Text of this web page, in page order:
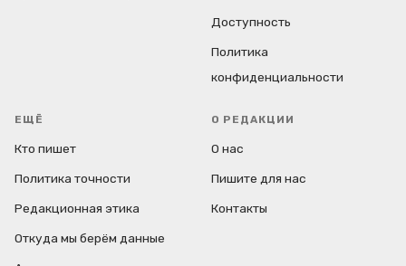
Доступность
Политика
конфиденциальности
ЕЩЁ
Кто пишет
Политика точности
Редакционная этика
Откуда мы берём данные
О РЕДАКЦИИ
О нас
Пишите для нас
Контакты